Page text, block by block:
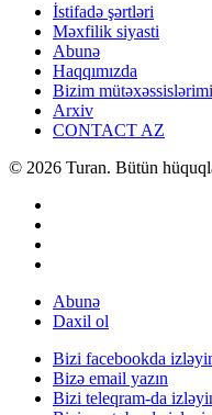
İstifadə şərtləri
Məxfilik siyasti
Abunə
Haqqımızda
Bizim
Arxiv
CONTACT AZ
© 2026 Turan. Bütün
Abunə
Daxil ol
Bizi facebookda
Bizə email yazın
Bizi teleqram-da